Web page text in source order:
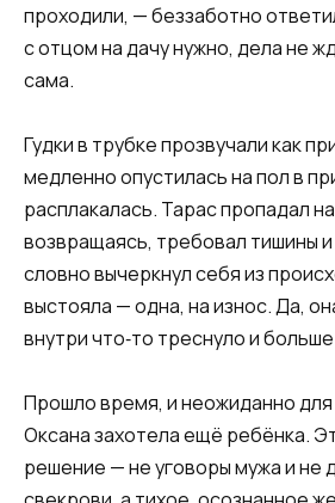
проходили, — беззаботно
с отцом на дачу нужно, дела не
сама.
Гудки в трубке прозвучали как
медленно опустилась на пол в
расплакалась. Тарас пропадал
возвращаясь, требовал тишины
словно вычеркнул себя из
выстояла — одна, на износ. Да,
внутри что‑то треснуло и
Прошло время, и неожиданно
Оксана захотела ещё ребёнка.
решение — не уговоры мужа и не